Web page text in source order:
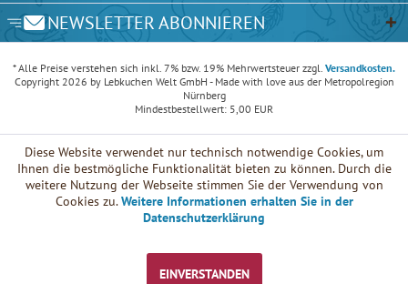
NEWSLETTER ABONNIEREN
* Alle Preise verstehen sich inkl. 7% bzw. 19% Mehrwertsteuer zzgl. Versandkosten.
Copyright 2026 by Lebkuchen Welt GmbH - Made with love aus der Metropolregion
Nürnberg
Mindestbestellwert: 5,00 EUR
Diese Website verwendet nur technisch notwendige Cookies, um
Ihnen die bestmögliche Funktionalität bieten zu können. Durch die
weitere Nutzung der Webseite stimmen Sie der Verwendung von
Cookies zu.Weitere Informationen erhalten Sie in der
Datenschutzerklärung
EINVERSTANDEN